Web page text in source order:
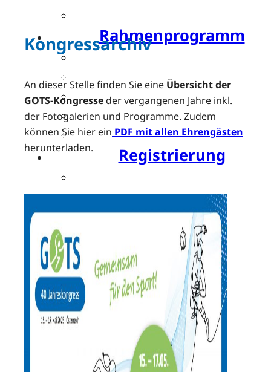
Rahmenprogramm
Resident’s Evening by OPED
Bewegte Pause by SPORLASTIC
Charity Run by SPORLASTIC
Postday
Registrierung
Teilnahmegebühren
Hotels
Partner
Übersicht
Industriesymposien
Industrie-Impulse
Compliance
Kontakt
Kongressarchiv
An dieser Stelle finden Sie eine Übersicht der
GOTS-Kongresseder vergangenen Jahre inkl.
der Fotogalerien und Programme. Zudem
können Sie hier ein PDF mit allen Ehrengästen
herunterladen.